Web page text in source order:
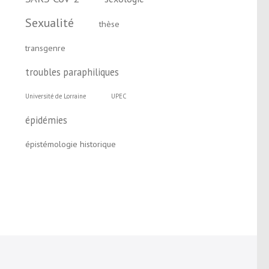
Sexualité thèse
transgenre
troubles paraphiliques
Université de Lorraine UPEC
épidémies
épistémologie historique